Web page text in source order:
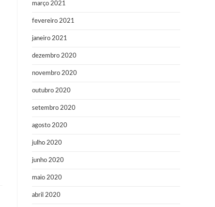
março 2021
fevereiro 2021
janeiro 2021
dezembro 2020
novembro 2020
outubro 2020
setembro 2020
agosto 2020
julho 2020
junho 2020
maio 2020
abril 2020